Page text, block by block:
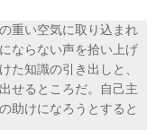
重い空気に取り込まれ
ならない声を拾い上げ
知識の引き出しと、
せるところだ。自己主
助けになろうとすると